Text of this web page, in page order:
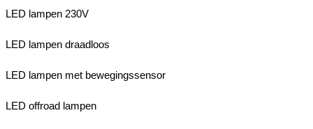
LED lampen 230V
LED lampen draadloos
LED lampen met bewegingssensor
LED offroad lampen